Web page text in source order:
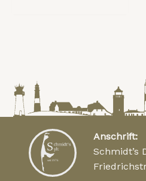
Anschrift:
Schmidt’s